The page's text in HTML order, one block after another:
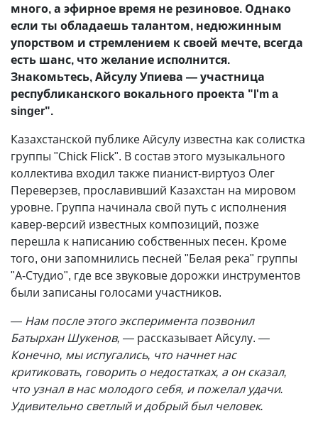
много, а эфирное время не резиновое. Однако
если ты обладаешь талантом, недюжинным
упорством и стремлением к своей мечте, всегда
есть шанс, что желание исполнится.
Знакомьтесь, Айсулу Упиева — участница
республиканского вокального проекта "I'm a
singer".
Казахстанской публике Айсулу известна как солистка
группы "Chick Flick". В состав этого музыкального
коллектива входил также пианист-виртуоз Олег
Переверзев, прославивший Казахстан на мировом
уровне. Группа начинала свой путь с исполнения
кавер-версий известных композиций, позже
перешла к написанию собственных песен. Кроме
того, они запомнились песней "Белая река" группы
"А-Студио", где все звуковые дорожки инструментов
были записаны голосами участников.
— Нам после этого эксперимента позвонил
Батырхан Шукенов, — рассказывает Айсулу. —
Конечно, мы испугались, что начнет нас
критиковать, говорить о недостатках, а он сказал,
что узнал в нас молодого себя, и пожелал удачи.
Удивительно светлый и добрый был человек.